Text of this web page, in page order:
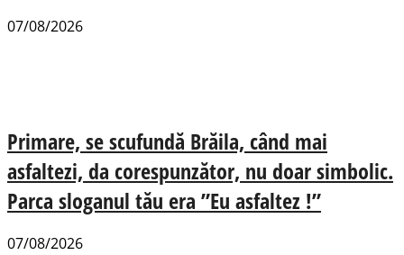
07/08/2026
Primare, se scufundă Brăila, când mai
asfaltezi, da corespunzător, nu doar simbolic.
Parca sloganul tău era ”Eu asfaltez !”
07/08/2026